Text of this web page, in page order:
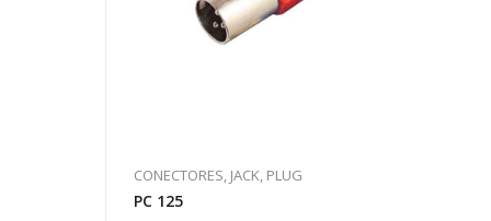
CONECTORES, JACK, PLUG
PC 125